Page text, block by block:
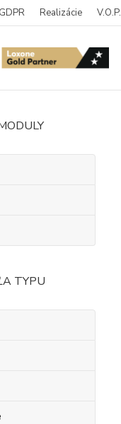
GDPR Realizácie V.O.P.
TYPU